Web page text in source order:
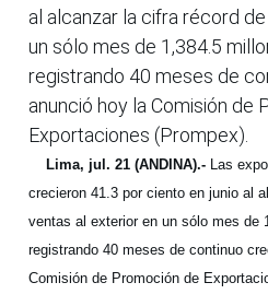
al alcanzar la cifra récord
un sólo mes de 1,384.5
registrando 40 meses de
anunció hoy la Comisión de
Exportaciones (Prompex).
Lima, jul. 21 (ANDINA).- Las
crecieron 41.3 por ciento en junio al
ventas al exterior en un sólo mes de
registrando 40 meses de continuo
Comisión de Promoción de